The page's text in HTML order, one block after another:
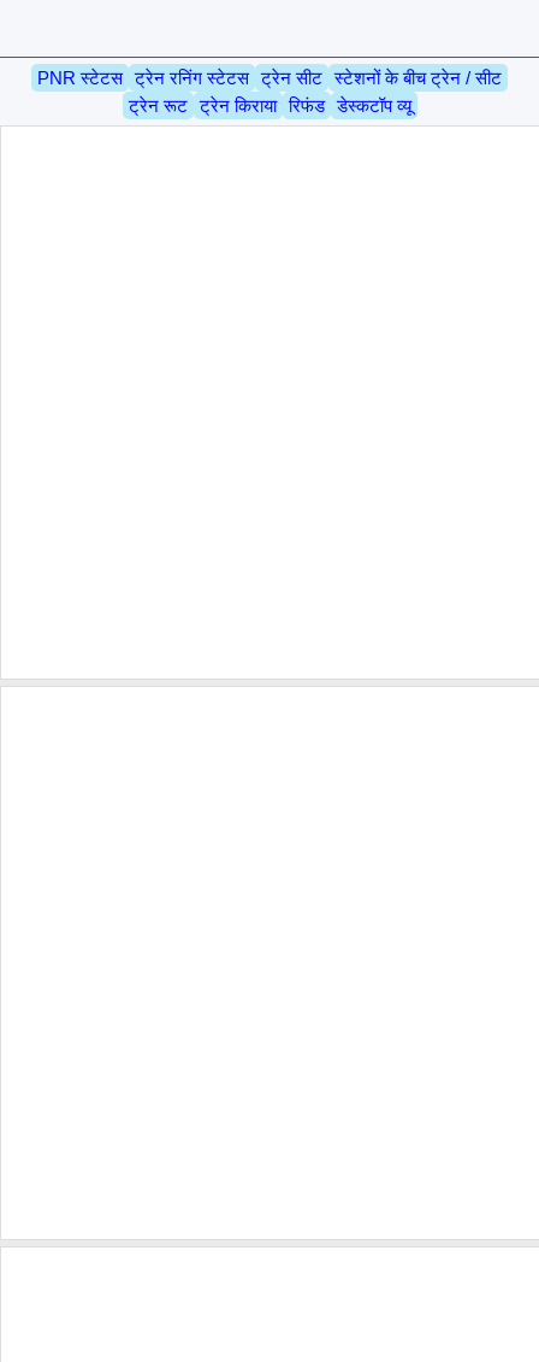
PNR स्टेटस ट्रेन रनिंग स्टेटस ट्रेन सीट स्टेशनों के बीच ट्रेन / सीट
ट्रेन रूट ट्रेन किराया रिफंड डेस्कटॉप व्यू